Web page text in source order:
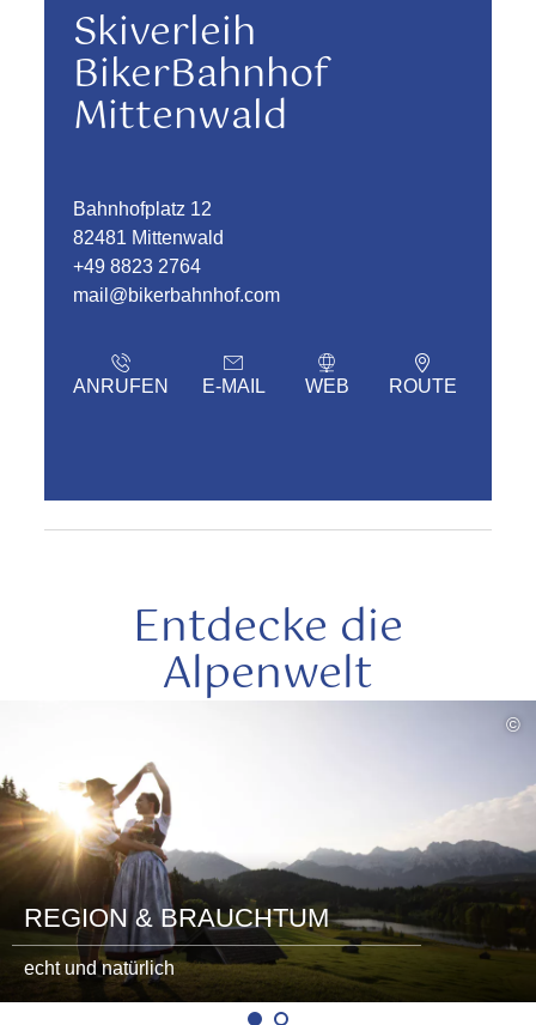
Skiverleih
BikerBahnhof
Mittenwald
Bahnhofplatz 12
82481 Mittenwald
+49 8823 2764
mail@bikerbahnhof.com
ANRUFEN E-MAIL WEB ROUTE
Entdecke die
Alpenwelt
©
REGION & BRAUCHTUM
echt und natürlich